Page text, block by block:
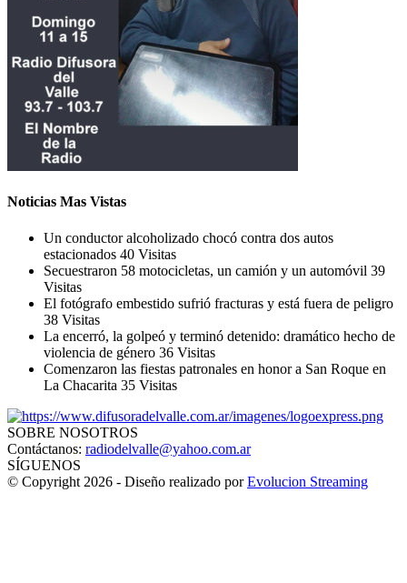
Noticias Mas Vistas
Un conductor alcoholizado chocó contra dos autos
estacionados 40 Visitas
Secuestraron 58 motocicletas, un camión y un automóvil 39
Visitas
El fotógrafo embestido sufrió fracturas y está fuera de peligro
38 Visitas
La encerró, la golpeó y terminó detenido: dramático hecho de
violencia de género 36 Visitas
Comenzaron las fiestas patronales en honor a San Roque en
La Chacarita 35 Visitas
SOBRE NOSOTROS
Contáctanos: radiodelvalle@yahoo.com.ar
SÍGUENOS
© Copyright 2026 - Diseño realizado porEvolucion Streaming